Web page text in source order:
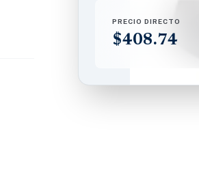
PRECIO DIRECTO
$408.74